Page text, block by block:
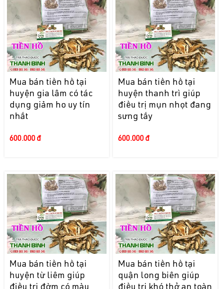
Mua bán tiền hồ tại
huyện gia lâm có tác
dụng giảm ho uy tín
nhất
600.000 đ
Mua bán tiền hồ tại
huyện thanh trì giúp
điều trị mụn nhọt đang
sưng tấy
600.000 đ
Mua bán tiền hồ tại
huyện từ liêm giúp
Mua bán tiền hồ tại
quận long biên giúp